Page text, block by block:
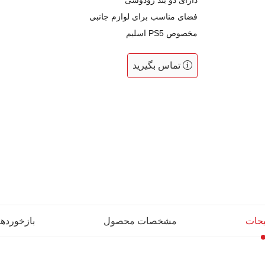
فضای مناسب برای لوازم جانبی
مخصوص PS5 اسلیم
تماس بگیرید
مشخصات محصول بازخوردها